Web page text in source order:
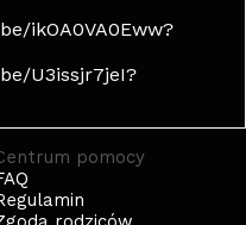
ikOA0VA0Eww?
U3issjr7jeI?
pomocy